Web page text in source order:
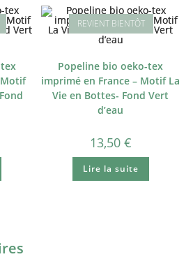
Popeline bio oeko-tex
imprimé en France – Motif La
Vie en Bottes- Fond Vert
d’eau
13,50 €
Lire la suite